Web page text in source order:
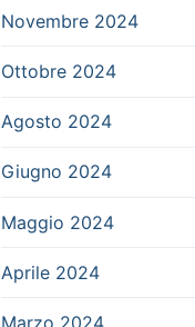
Novembre 2024
Ottobre 2024
Agosto 2024
Giugno 2024
Maggio 2024
Aprile 2024
Marzo 2024